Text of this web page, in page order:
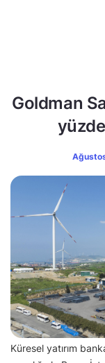
Goldman
yüzde
Küresel yatırım